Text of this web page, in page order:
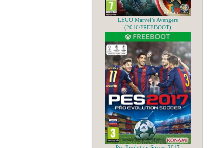
LEGO Marvel’s Avengers
(2016/FREEBOOT)